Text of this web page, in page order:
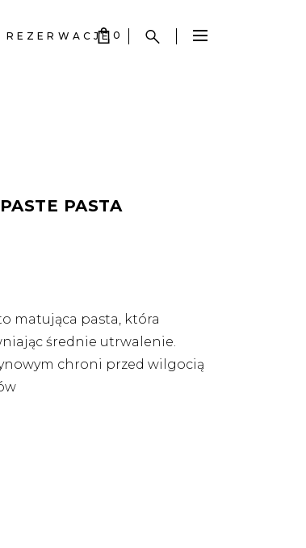
REZERWACJE 0
PASTA
matująca pasta, która
średnie utrwalenie.
chroni przed wilgocią